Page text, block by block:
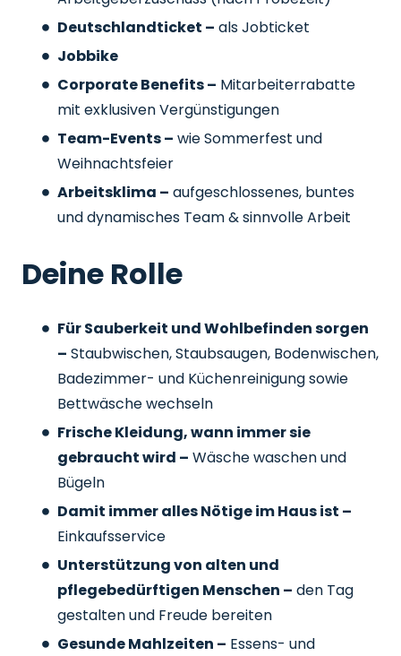
Deutschlandticket – als Jobticket
Jobbike
Corporate Benefits – Mitarbeiterrabatte
mit exklusiven Vergünstigungen
Team-Events – wie Sommerfest und
Weihnachtsfeier
Arbeitsklima – aufgeschlossenes, buntes
und dynamisches Team & sinnvolle Arbeit
Deine Rolle
Für Sauberkeit und Wohlbefinden sorgen
– Staubwischen, Staubsaugen, Bodenwischen,
Badezimmer- und Küchenreinigung sowie
Bettwäsche wechseln
Frische Kleidung, wann immer sie
gebraucht wird – Wäsche waschen und
Bügeln
Damit immer alles Nötige im Haus ist –
Einkaufsservice
Unterstützung von alten und
pflegebedürftigen Menschen – den Tag
gestalten und Freude bereiten
Gesunde Mahlzeiten – Essens- und